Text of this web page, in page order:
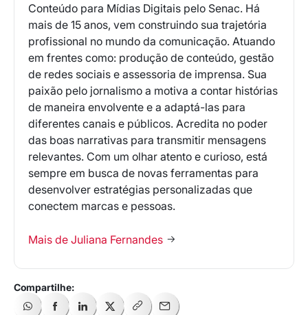
Conteúdo para Mídias Digitais pelo Senac. Há
mais de 15 anos, vem construindo sua trajetória
profissional no mundo da comunicação. Atuando
em frentes como: produção de conteúdo, gestão
de redes sociais e assessoria de imprensa. Sua
paixão pelo jornalismo a motiva a contar histórias
de maneira envolvente e a adaptá-las para
diferentes canais e públicos. Acredita no poder
das boas narrativas para transmitir mensagens
relevantes. Com um olhar atento e curioso, está
sempre em busca de novas ferramentas para
desenvolver estratégias personalizadas que
conectem marcas e pessoas.
Mais de Juliana Fernandes